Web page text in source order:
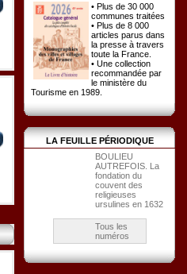
• Plus de 30 000
communes traitées
• Plus de 8 000
articles parus dans
la presse à travers
toute la France.
• Une collection
recommandée par
le ministère du
Tourisme en 1989.
LA FEUILLE PÉRIODIQUE
BOULIEU
AUTREFOIS. La
fondation du
couvent des
religieuses
ursulines en 1632
Tous les
numéros